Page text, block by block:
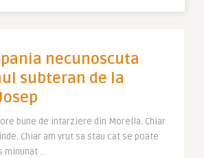
necunoscuta
subteran de la
bune de intarziere din Morella. Chiar
Chiar am vrut sa stau cat se poate
minunat ..